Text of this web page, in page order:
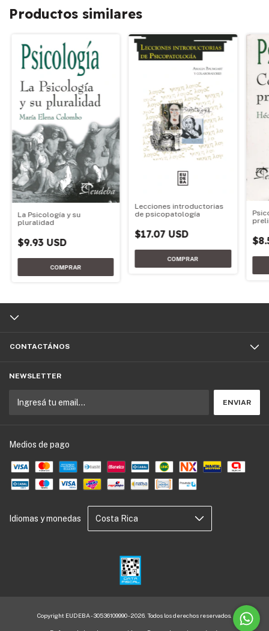
Productos similares
La Psicología y su
pluralidad
$9.93 USD
Lecciones introductorias
de psicopatología
$17.07 USD
CONTACTÁNOS
NEWSLETTER
Medios de pago
Idiomas y monedas
Copyright EUDEBA - 30536109990 - 2026. Todos los derechos reservados.